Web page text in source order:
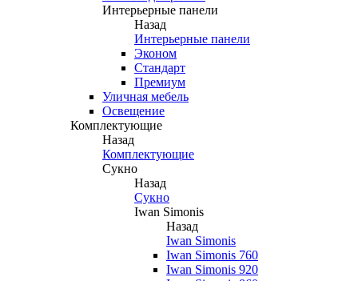
Интерьерные панели
Назад
Интерьерные панели
Эконом
Стандарт
Премиум
Уличная мебель
Освещение
Комплектующие
Назад
Комплектующие
Сукно
Назад
Сукно
Iwan Simonis
Назад
Iwan Simonis
Iwan Simonis 760
Iwan Simonis 920